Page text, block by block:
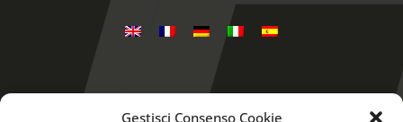
Gestisci Consenso Cookie
Snap-on is a trademark, registered in the United